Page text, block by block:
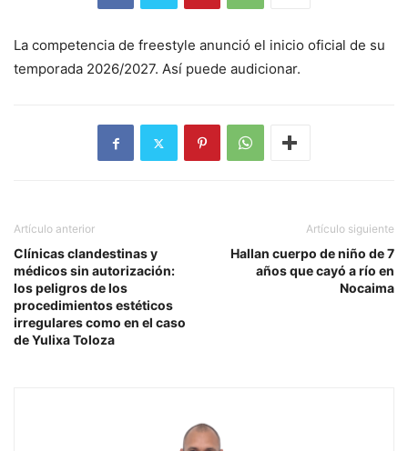
La competencia de freestyle anunció el inicio oficial de su
temporada 2026/2027. Así puede audicionar.
Artículo anterior
Clínicas clandestinas y
médicos sin autorización:
los peligros de los
procedimientos estéticos
irregulares como en el caso
de Yulixa Toloza
Artículo siguiente
Hallan cuerpo de niño de 7
años que cayó a río en
Nocaima